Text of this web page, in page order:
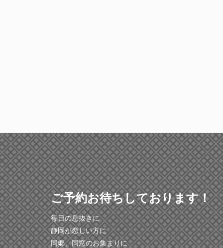
ご予約お待ちしております！
毎日の息抜きに
静岡が恋しい方に
同郷、同窓のお集まりに